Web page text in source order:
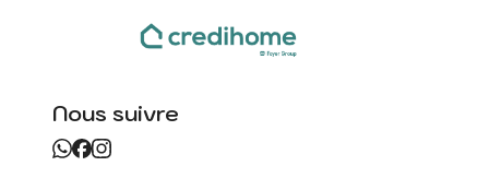
Nous suivre